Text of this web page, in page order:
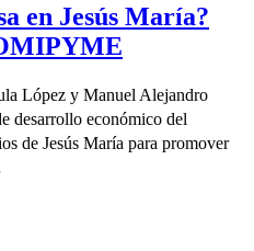
en Jesús María?
López y Manuel Alejandro
desarrollo económico del
de Jesús María para promover